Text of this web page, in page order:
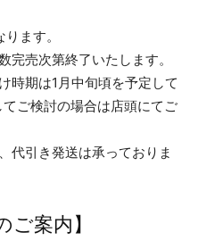
ます。
完売次第終了いたします。
時期は1月中旬頃を予定して
ご検討の場合は店頭にてご
代引き発送は承っておりま
ご案内】